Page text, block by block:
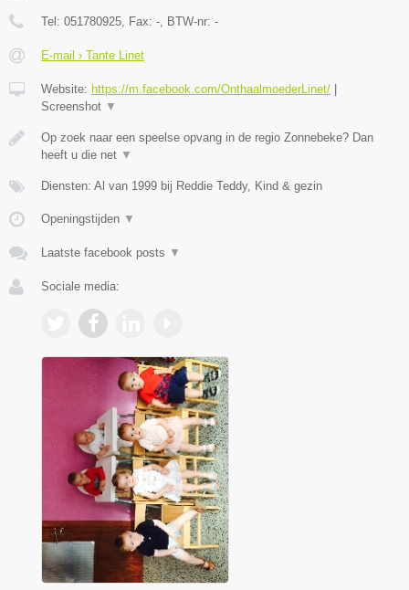
Tel: 051780925 , Fax: - , BTW-nr: -
E-mail › Tante Linet
Website: https://m.facebook.com/OnthaalmoederLinet/ |
Screenshot ▼
Op zoek naar een speelse opvang in de regio Zonnebeke? Dan
heeft u die net ▼
Diensten: Al van 1999 bij Reddie Teddy, Kind & gezin
Openingstijden ▼
Laatste facebook posts ▼
Sociale media: